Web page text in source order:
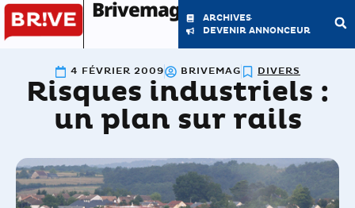
Brivemag'
ARCHIVES
DEVENIR ANNONCEUR
4 FÉVRIER 2009 BRIVEMAG DIVERS
Risques industriels :
un plan sur rails